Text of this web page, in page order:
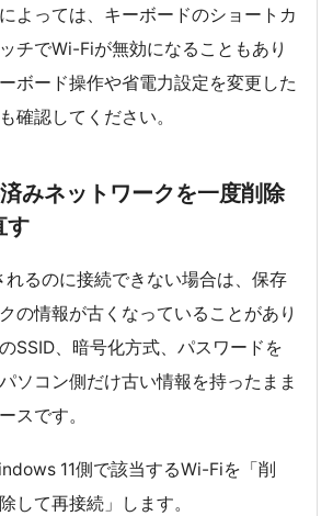
よっては、キーボードのショートカ
チでWi-Fiが無効になることもあり
ボード操作や省電力設定を変更した
確認してください。
みネットワークを一度削除
す
るのに接続できない場合は、保存
の情報が古くなっていることがあり
SSID、暗号化方式、パスワードを
ソコン側だけ古い情報を持ったまま
スです。
11側で該当するWi-Fiを「削
して再接続」します。